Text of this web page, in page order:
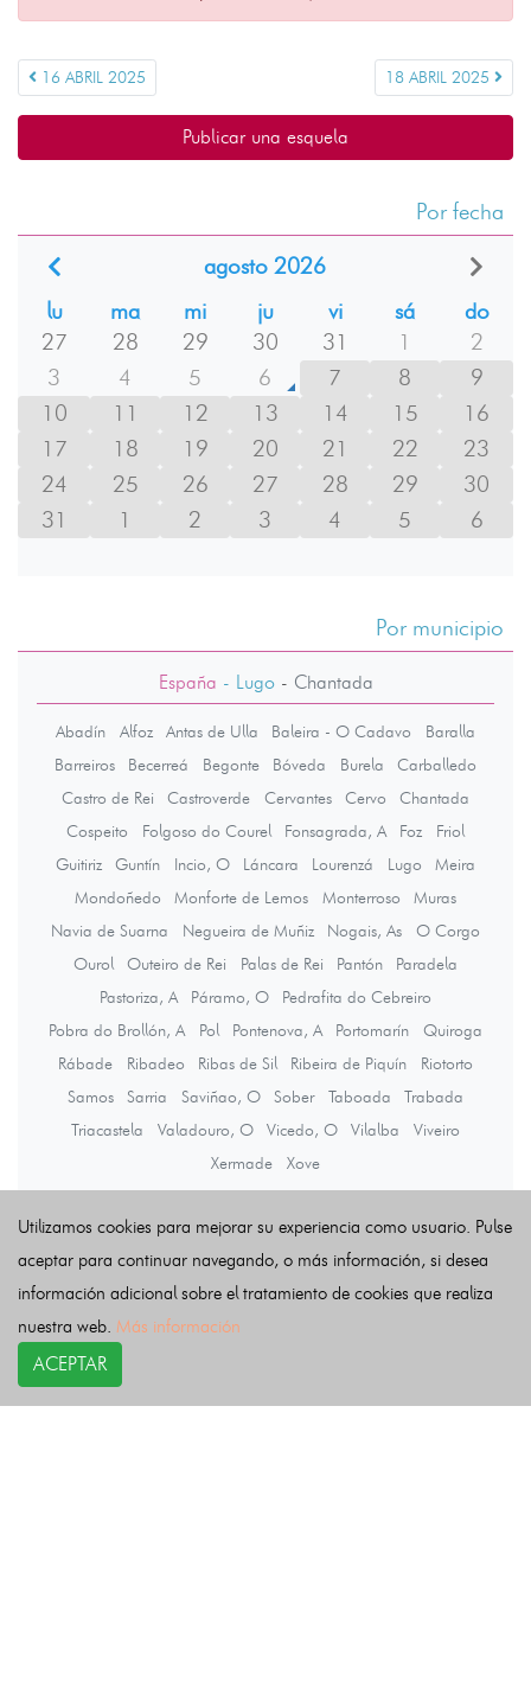
16 ABRIL 2025 18 ABRIL 2025
Publicar una esquela
Por fecha
agosto 2026
lu
ma mi ju vi sá
do
27
28 29 30 31 1
2
3
4 5 6 7 8
9
10
11 12 13 14 15
16
17
18 19 20 21 22
23
24
25 26 27 28 29
30
31
1 2 3 4 5 6
Por municipio
España - Lugo- Chantada
Abadín Alfoz Antas de Ulla Baleira - O Cadavo
Baralla
Barreiros
Becerreá Begonte Bóveda Burela
Carballedo
Castro de Rei
Castroverde Cervantes Cervo
Chantada
Cospeito
Folgoso do Courel Fonsagrada, A Foz
Friol
Guitiriz
Guntín Incio, O Láncara Lourenzá Lugo
Meira
Mondoñedo
Monforte de Lemos Monterroso
Muras
Navia de Suarna
Negueira de Muñiz Nogais, As
O Corgo
Ourol
Outeiro de Rei Palas de Rei Pantón
Paradela
Pastoriza, A
Páramo, O
Pedrafita do Cebreiro
Pobra do Brollón, A
Pol Pontenova, A Portomarín
Quiroga
Rábade
Ribadeo Ribas de Sil Ribeira de Piquín
Riotorto
Samos
Sarria Saviñao, O Sober Taboada
Trabada
Triacastela
Valadouro, O Vicedo, O Vilalba
Viveiro
Xermade
Xove
Últimas noticias
Utilizamos cookies para mejorar su experiencia como usuario. Pulse
aceptar para continuar navegando, o más información, si desea
información adicional sobre el tratamiento de cookies que realiza
nuestra web. Más información
ACEPTAR